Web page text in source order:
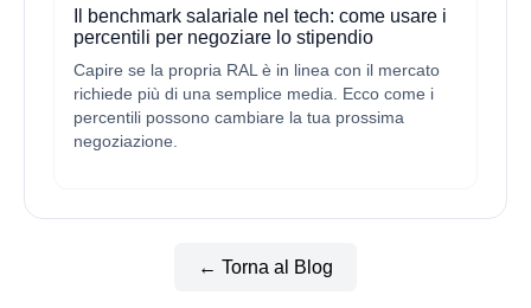
Il benchmark salariale nel tech: come usare i
percentili per negoziare lo stipendio
Capire se la propria RAL è in linea con il mercato
richiede più di una semplice media. Ecco come i
percentili possono cambiare la tua prossima
negoziazione.
← Torna al Blog